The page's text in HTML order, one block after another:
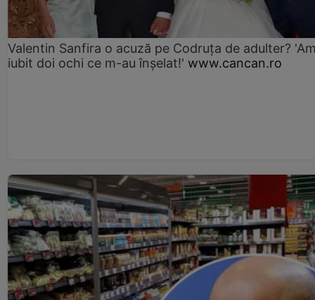
Valentin Sanfira o acuză pe Codruța de adulter?
iubit doi ochi ce m-au înșelat!' www.cancan.ro